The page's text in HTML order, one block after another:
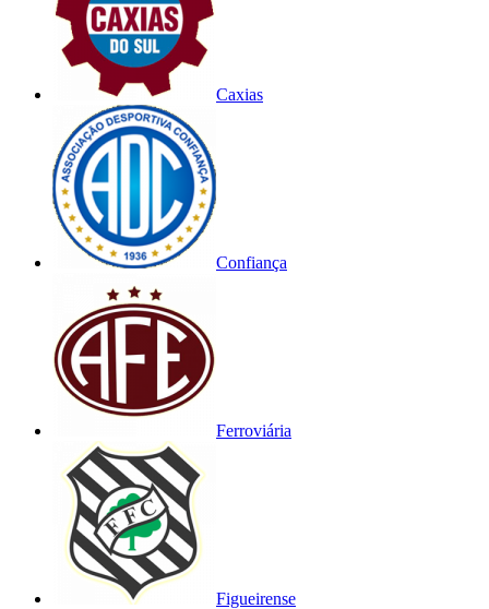
Caxias
Confiança
Ferroviária
Figueirense